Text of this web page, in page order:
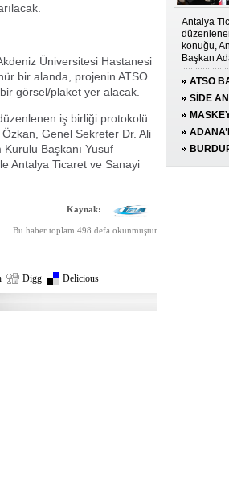
Üniversitesi Hastanesi
bir alanda, projenin ATSO
görsel/plaket yer alacak.
iş birliği protokolü
Genel Sekreter Dr. Ali
Başkanı Yusuf
Antalya Ticaret ve Sanayi
Kaynak:
Bu haber toplam 498 defa okunmuştur
Digg Delicious
Antalya
konuğu,
Başkan
ATSO
SİDE